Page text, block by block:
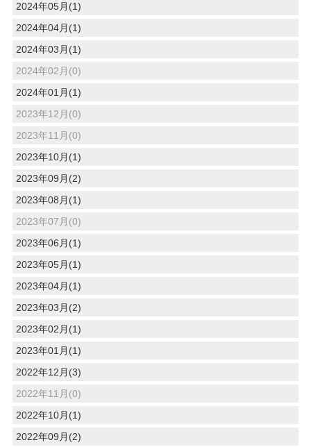
2024年05月(1)
2024年04月(1)
2024年03月(1)
2024年02月(0)
2024年01月(1)
2023年12月(0)
2023年11月(0)
2023年10月(1)
2023年09月(2)
2023年08月(1)
2023年07月(0)
2023年06月(1)
2023年05月(1)
2023年04月(1)
2023年03月(2)
2023年02月(1)
2023年01月(1)
2022年12月(3)
2022年11月(0)
2022年10月(1)
2022年09月(2)